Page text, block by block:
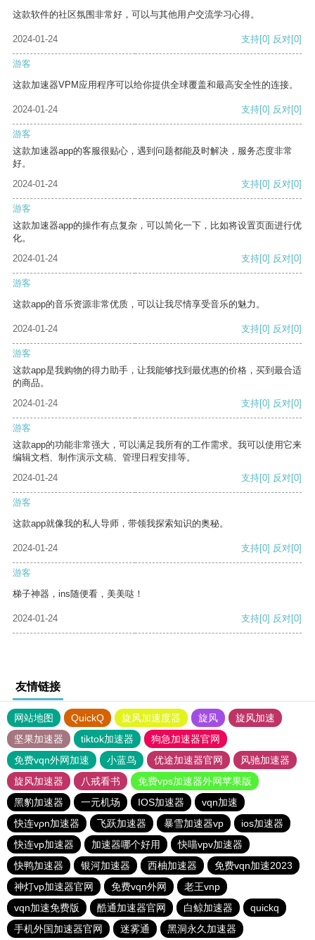
这款软件的社区氛围非常好，可以与其他用户交流学习心得。
2024-01-24 支持[0] 反对[0]
游客
这款加速器VPM应用程序可以给你提供全球覆盖和最高安全性的连接。
2024-01-24 支持[0] 反对[0]
游客
这款加速器app的客服很贴心，遇到问题都能及时解决，服务态度非常
好。
2024-01-24
支持[0] 反对[0]
游客
这款加速器app的操作有点复杂，可以简化一下，比如将设置页面进行优
化。
2024-01-24
支持[0] 反对[0]
游客
这款app的音乐资源非常优质，可以让我尽情享受音乐的魅力。
2024-01-24 支持[0] 反对[0]
游客
这款app是我购物的得力助手，让我能够找到最优惠的价格，买到最合适
的商品。
2024-01-24
支持[0] 反对[0]
游客
这款app的功能非常强大，可以满足我所有的工作需求。我可以使用它来
编辑文档、制作演示文稿、管理日程安排等。
2024-01-24
支持[0] 反对[0]
游客
这款app就像我的私人导师，带领我探索知识的奥秘。
2024-01-24 支持[0] 反对[0]
游客
梯子神器，ins随便看，美美哒！
2024-01-24 支持[0] 反对[0]
友情链接
网站地图 QuickQ 旋风加速度器 旋风
旋风加速
坚果加速器
tiktok加速器
狗急加速器官网
免费vqn外网加速
小蓝鸟 优途加速器官网
风驰加速器
旋风加速器
八戒看书
免费vps加速器外网苹果版
黑豹加速器
一元机场 IOS加速器
vqn加速
快连vρn加速器
飞跃加速器 暴雪加速器vp
ios加速器
快连vp加速器
加速器哪个好用
快喵vpv加速器
快鸭加速器
银河加速器 西柚加速器
免费vqn加速2023
神灯vp加速器官网
免费vqn外网
老王vnp
vqn加速免费版
酷通加速器官网 白鲸加速器
quickq
手机外国加速器官网
迷雾通 黑洞永久加速器